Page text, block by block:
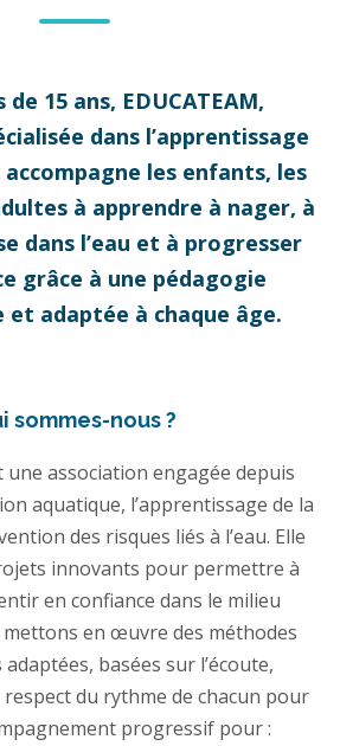
de 15 ans, EDUCATEAM,
dans l’apprentissage
les enfants, les
à apprendre à nager, à
dans l’eau et à progresser
grâce à une pédagogie
et adaptée à chaque âge.
sommes-nous ?
une association engagée depuis
aquatique, l’apprentissage de la
des risques liés à l’eau. Elle
innovants pour permettre à
en confiance dans le milieu
en œuvre des méthodes
basées sur l’écoute,
respect du rythme de chacun pour
progressif pour :